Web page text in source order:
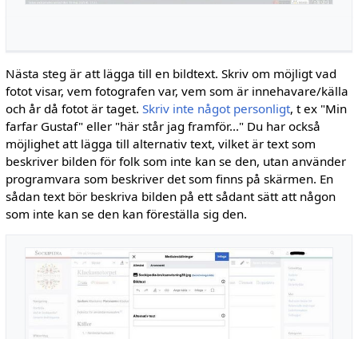
Nästa steg är att lägga till en bildtext. Skriv om möjligt vad
fotot visar, vem fotografen var, vem som är innehavare/källa
och år då fotot är taget. Skriv inte något personligt, t ex "Min
farfar Gustaf" eller "här står jag framför..." Du har också
möjlighet att lägga till alternativ text, vilket är text som
beskriver bilden för folk som inte kan se den, utan använder
programvara som beskriver det som finns på skärmen. En
sådan text bör beskriva bilden på ett sådant sätt att någon
som inte kan se den kan föreställa sig den.